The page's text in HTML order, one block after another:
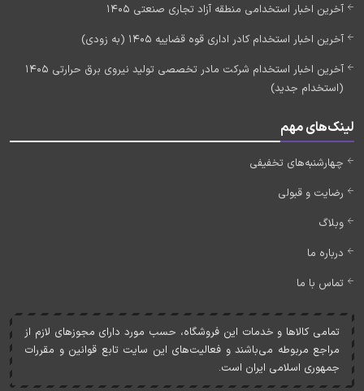
آخرین اخبار استخدامی منطقه آزاد تجاری صنعتی 1405
آخرین اخبار استخدام کادر اداری قوه قضاییه 1405 (به زودی)
آخرین اخبار استخدام شرکت مادر تخصصی تولید نیروی برق حرارتی 1405
(استخدام جدید)
لینک‌های مهم
چهارشنبه‌های تخفیفی
رضایت و قبولی
وبلاگ
درباره ما
تماس با ما
تمامی کالاها و خدمات اين فروشگاه، حسب مورد دارای مجوزهای لازم از
مراجع مربوطه می‌باشند و فعاليت‌های اين سايت تابع قوانين و مقررات
جمهوری اسلامی ايران است.